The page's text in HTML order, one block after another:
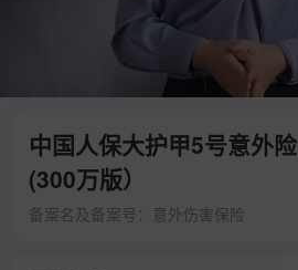
中国人保大护甲5号意外险
(300万版）
备案名及备案号：意外伤害保险